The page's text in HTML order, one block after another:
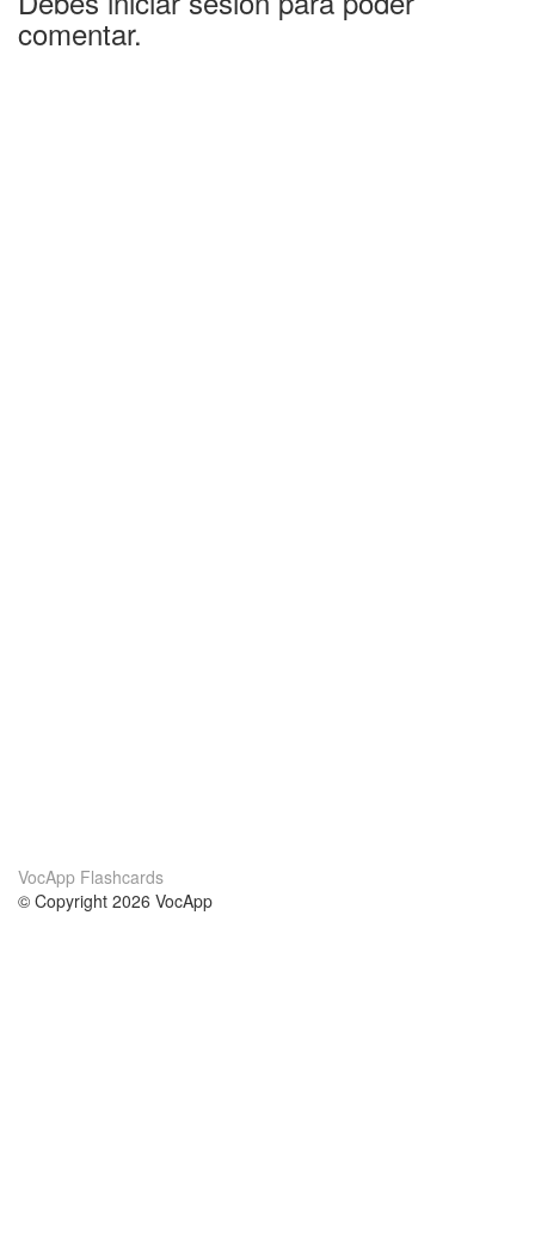
comentar.
VocApp Flashcards
© Copyright 2026 VocApp